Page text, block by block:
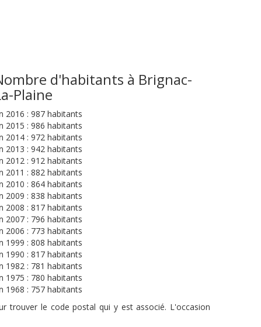
d'habitants à Brignac-
Plaine
2016 : 987 habitants
2015 : 986 habitants
2014 : 972 habitants
2013 : 942 habitants
2012 : 912 habitants
2011 : 882 habitants
2010 : 864 habitants
2009 : 838 habitants
2008 : 817 habitants
2007 : 796 habitants
2006 : 773 habitants
1999 : 808 habitants
1990 : 817 habitants
1982 : 781 habitants
1975 : 780 habitants
1968 : 757 habitants
trouver le code postal qui y est associé. L'occasion